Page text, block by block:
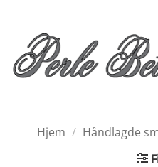
content
Hjem / Håndlagde